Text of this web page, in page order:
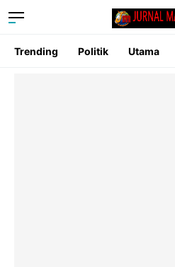
Trending Politik Utama